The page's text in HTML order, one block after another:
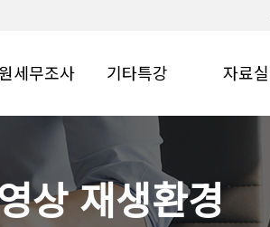
세무조사 기타특강 자료실
상 재생환경